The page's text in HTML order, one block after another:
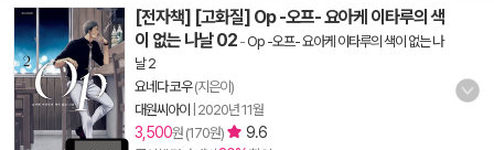
[전자책] [고화질] Op -오프- 요아케 이타루의 색
이 없는 나날 02 -Op -오프- 요아케 이타루의 색이 없는 나
날 2
요네다 코우(지은이)
대원씨아이
2020년 11월
3,500원 (170원) 9.6